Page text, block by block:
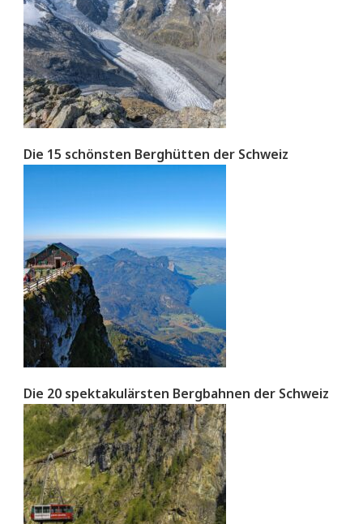
Die 15 schönsten Berghütten der Schweiz
Die 20 spektakulärsten Bergbahnen der Schweiz